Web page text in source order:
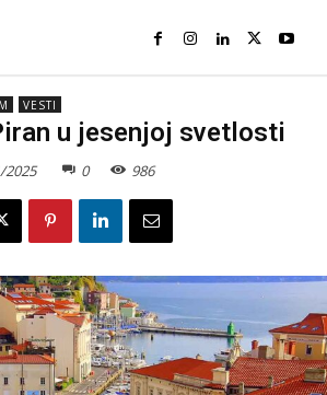
VESTI
u jesenjoj svetlosti
2025 0 986